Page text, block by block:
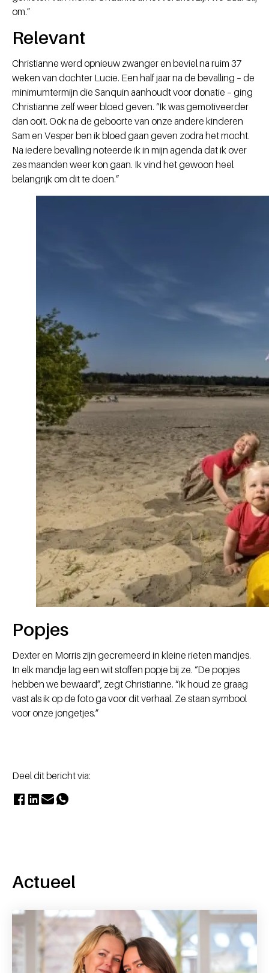
om.”
Relevant
Christianne werd opnieuw zwanger en beviel na ruim 37
weken van dochter Lucie. Een half jaar na de bevalling – de
minimumtermijn die Sanquin aanhoudt voor donatie – ging
Christianne zelf weer bloed geven. “Ik was gemotiveerder
dan ooit. Ook na de geboorte van onze andere kinderen
Sam en Vesper ben ik bloed gaan geven zodra het mocht.
Na iedere bevalling noteerde ik in mijn agenda dat ik over
zes maanden weer kon gaan. Ik vind het gewoon heel
belangrijk om dit te doen.”
Popjes
Dexter en Morris zijn gecremeerd in kleine rieten mandjes.
In elk mandje lag een wit stoffen popje bij ze. “De popjes
hebben we bewaard”, zegt Christianne. “Ik houd ze graag
vast als ik op de foto ga voor dit verhaal. Ze staan symbool
voor onze jongetjes.”
Deel dit bericht via:
Actueel